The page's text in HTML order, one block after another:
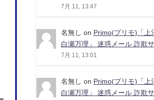
7月 11, 13:47
名無し on Primo(プリモ)「上
白瀬万理」 迷惑メール 詐欺
7月 11, 13:01
名無し on Primo(プリモ)「上
白瀬万理」 迷惑メール 詐欺